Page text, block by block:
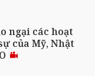
ngại các hoạt
của Mỹ, Nhật